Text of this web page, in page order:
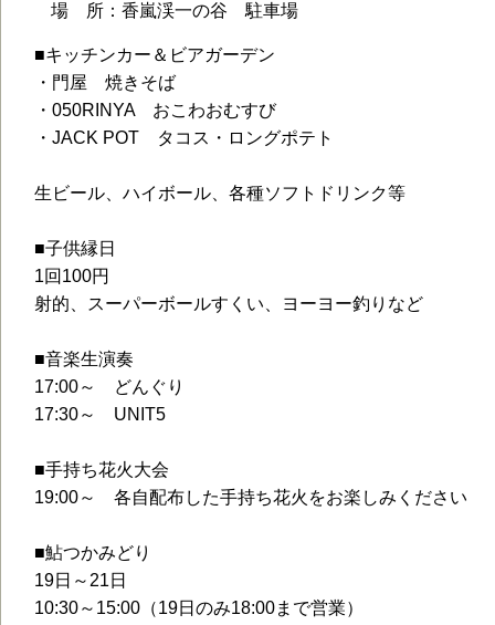
場 所：香嵐渓一の谷 駐車場
■キッチンカー＆ビアガーデン
・門屋 焼きそば
・050RINYA おこわおむすび
・JACK POT タコス・ロングポテト
生ビール、ハイボール、各種ソフトドリンク等
■子供縁日
1回100円
射的、スーパーボールすくい、ヨーヨー釣りなど
■音楽生演奏
17:00～ どんぐり
17:30～ UNIT5
■手持ち花火大会
19:00～ 各自配布した手持ち花火をお楽しみください
■鮎つかみどり
19日～21日
10:30～15:00（19日のみ18:00まで営業）